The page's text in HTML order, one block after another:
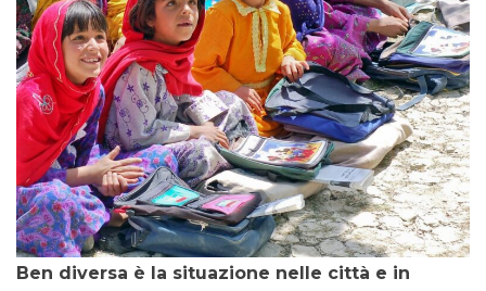
Ben diversa è la situazione nelle città e in